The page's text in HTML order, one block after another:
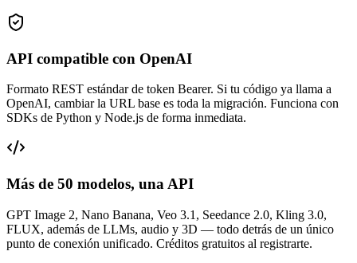
API compatible con OpenAI
Formato REST estándar de token Bearer. Si tu código ya llama a
OpenAI, cambiar la URL base es toda la migración. Funciona con
SDKs de Python y Node.js de forma inmediata.
Más de 50 modelos, una API
GPT Image 2, Nano Banana, Veo 3.1, Seedance 2.0, Kling 3.0,
FLUX, además de LLMs, audio y 3D — todo detrás de un único
punto de conexión unificado. Créditos gratuitos al registrarte.